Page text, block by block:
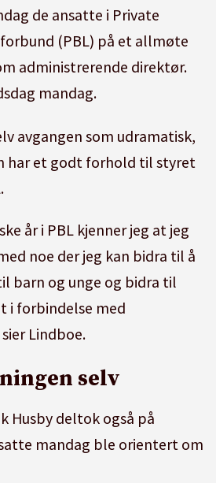
de ansatte i Private
(PBL) på et allmøte
administrerende direktør.
mandag.
avgangen som udramatisk,
har et godt forhold til styret
år i PBL kjenner jeg at jeg
noe der jeg kan bidra til å
barn og unge og bidra til
i forbindelse med
Lindboe.
selv
Husby deltok også på
mandag ble orientert om